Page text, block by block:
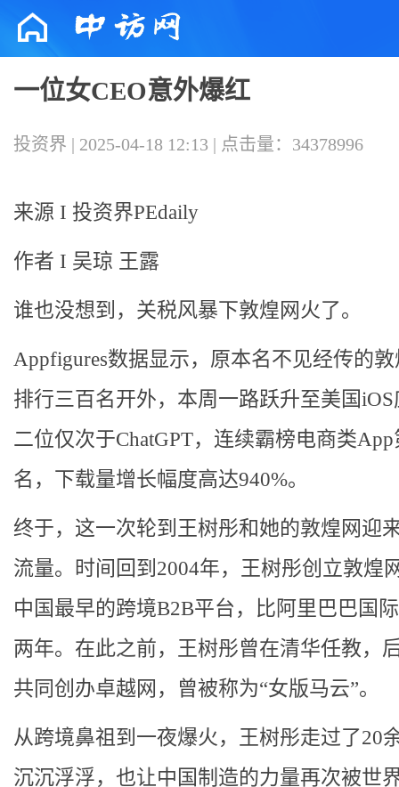
一位女CEO意外爆红
投资界 | 2025-04-18 12:13 | 点击量：34378996
来源 I 投资界PEdaily
作者 I 吴琼 王露
谁也没想到，关税风暴下敦煌网火了。
Appfigures数据显示，原本名不见经传的
排行三百名开外，本周一路跃升至美国
二位仅次于ChatGPT，连续霸榜电商类
名，下载量增长幅度高达940%。
终于，这一次轮到王树彤和她的敦煌网迎
流量。时间回到2004年，王树彤创立敦煌
中国最早的跨境B2B平台，比阿里巴巴国
两年。在此之前，王树彤曾在清华任教，
共同创办卓越网，曾被称为“女版马云”。
从跨境鼻祖到一夜爆火，王树彤走过了20
沉沉浮浮，也让中国制造的力量再次被世